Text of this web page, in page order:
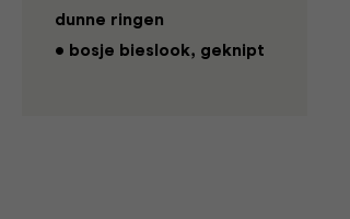
dunne ringen
• bosje bieslook, geknipt